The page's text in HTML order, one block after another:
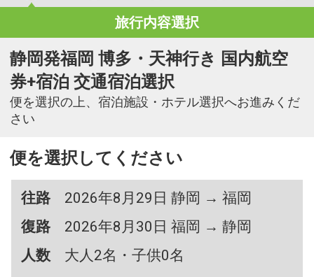
旅行内容選択
静岡発福岡 博多・天神行き 国内航空
券+宿泊 交通宿泊選択
便を選択の上、宿泊施設・ホテル選択へお進みくだ
さい
便を選択してください
往路
2026年8月29日 静岡 → 福岡
復路
2026年8月30日 福岡 → 静岡
人数
大人2名・子供0名